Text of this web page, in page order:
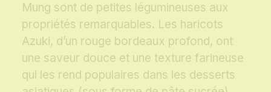
Mung sont de petites légumineuses aux
propriétés remarquables. Les haricots
Azuki, d’un rouge bordeaux profond, ont
une saveur douce et une texture farineuse
qui les rend populaires dans les desserts